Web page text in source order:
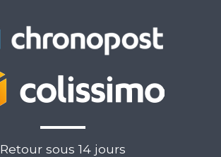
Retour sous 14 jours